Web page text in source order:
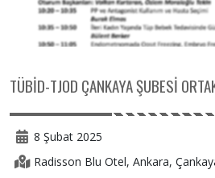
TÜBİD-TJOD ÇANKAYA ŞUBESİ
8 Şubat 2025
Radisson Blu Otel, Ankara,